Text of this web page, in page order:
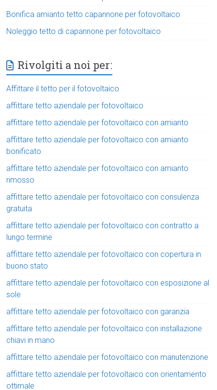
Bonifica amianto tetto capannone per fotovoltaico
Noleggio tetto di capannone per fotovoltaico
Rivolgiti a noi per:
Affittare il tetto per il fotovoltaico
affittare tetto aziendale per fotovoltaico
affittare tetto aziendale per fotovoltaico con amianto
affittare tetto aziendale per fotovoltaico con amianto
bonificato
affittare tetto aziendale per fotovoltaico con amianto
rimosso
affittare tetto aziendale per fotovoltaico con consulenza
gratuita
affittare tetto aziendale per fotovoltaico con contratto a
lungo termine
affittare tetto aziendale per fotovoltaico con copertura in
buono stato
affittare tetto aziendale per fotovoltaico con esposizione al
sole
affittare tetto aziendale per fotovoltaico con garanzia
affittare tetto aziendale per fotovoltaico con installazione
chiavi in mano
affittare tetto aziendale per fotovoltaico con manutenzione
affittare tetto aziendale per fotovoltaico con orientamento
ottimale